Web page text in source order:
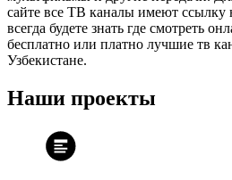
сайте все ТВ каналы имеют ссылку
всегда будете знать где смотреть
бесплатно или платно лучшие тв
Узбекистане.
Наши проекты